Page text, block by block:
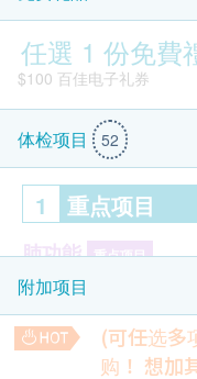
任選 1 份免費
$100 百佳电子礼券
体检项目 52
1 重点项目
肺功能 重点项目
肺X光平片
精液化验 (只限男
附加项目
(可任选多
购！ 想加